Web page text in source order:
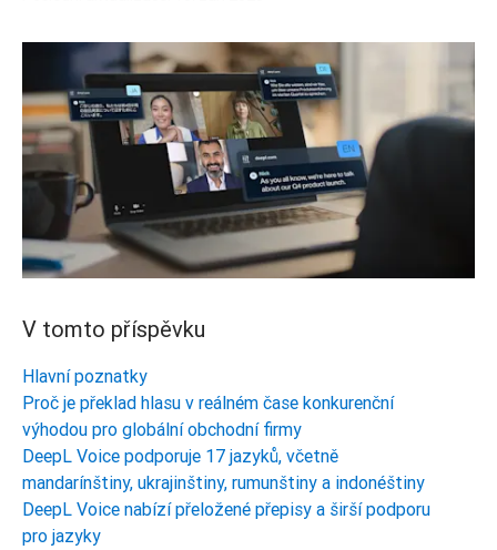
V tomto příspěvku
Hlavní poznatky
Proč je překlad hlasu v reálném čase konkurenční
výhodou pro globální obchodní firmy
DeepL Voice podporuje 17 jazyků, včetně
mandarínštiny, ukrajinštiny, rumunštiny a indonéštiny
DeepL Voice nabízí přeložené přepisy a širší podporu
pro jazyky